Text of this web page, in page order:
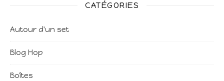
CATÉGORIES
Autour d'un set
Blog Hop
Boîtes